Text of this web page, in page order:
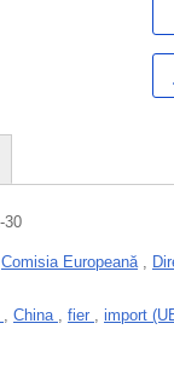
30
Comisia Europeană ,
, China , fier , import